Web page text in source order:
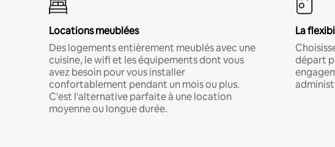
Locations meublées
Des logements entièrement meublés avec une
cuisine, le wifi et les équipements dont vous
avez besoin pour vous installer
confortablement pendant un mois ou plus.
C'est l'alternative parfaite à une location
moyenne ou longue durée.
La
départ